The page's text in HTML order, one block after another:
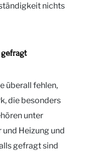
nichts
überall fehlen,
die besonders
unter
Heizung und
gefragt sind